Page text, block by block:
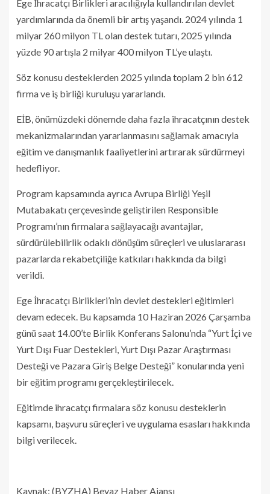
Ege İhracatçı Birlikleri aracılığıyla kullandırılan devlet
yardımlarında da önemli bir artış yaşandı. 2024 yılında 1
milyar 260 milyon TL olan destek tutarı, 2025 yılında
yüzde 90 artışla 2 milyar 400 milyon TL’ye ulaştı.
Söz konusu desteklerden 2025 yılında toplam 2 bin 612
firma ve iş birliği kuruluşu yararlandı.
EİB, önümüzdeki dönemde daha fazla ihracatçının destek
mekanizmalarından yararlanmasını sağlamak amacıyla
eğitim ve danışmanlık faaliyetlerini artırarak sürdürmeyi
hedefliyor.
Program kapsamında ayrıca Avrupa Birliği Yeşil
Mutabakatı çerçevesinde geliştirilen Responsible
Programı’nın firmalara sağlayacağı avantajlar,
sürdürülebilirlik odaklı dönüşüm süreçleri ve uluslararası
pazarlarda rekabetçiliğe katkıları hakkında da bilgi
verildi.
Ege İhracatçı Birlikleri’nin devlet destekleri eğitimleri
devam edecek. Bu kapsamda 10 Haziran 2026 Çarşamba
günü saat 14.00’te Birlik Konferans Salonu’nda “Yurt İçi ve
Yurt Dışı Fuar Destekleri, Yurt Dışı Pazar Araştırması
Desteği ve Pazara Giriş Belge Desteği” konularında yeni
bir eğitim programı gerçekleştirilecek.
Eğitimde ihracatçı firmalara söz konusu desteklerin
kapsamı, başvuru süreçleri ve uygulama esasları hakkında
bilgi verilecek.
Kaynak: (BYZHA) Beyaz Haber Ajansı